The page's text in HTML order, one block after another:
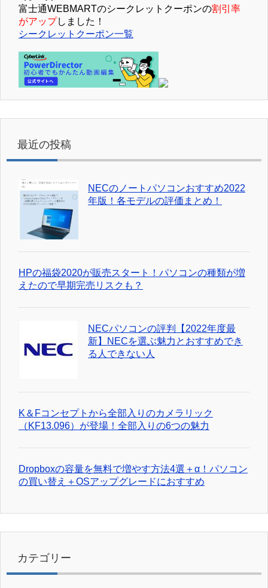
富士通WEBMARTのシークレットクーポンの割引率
がアップしました！
シークレットクーポン一覧
最近の投稿
NECのノートパソコンおすすめ2022
年版！各モデルの評価まとめ！
HPの福袋2020が販売スタート！パソコンの種類が増
えたので早期完売リスクも？
NECパソコンの評判【2022年度最
新】NECを選ぶ魅力とおすすめでき
る人できない人
K＆Fコンセプトから全部入りのカメラリック
（KF13.096）が登場！全部入りの6つの魅力
Dropboxの容量を無料で増やす方法4選＋α！パソコン
の買い替え＋OSアップグレードにおすすめ
カテゴリー